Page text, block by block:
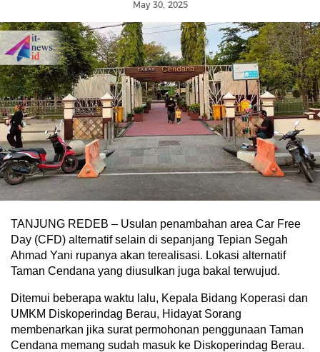
May 30, 2025
TANJUNG REDEB – Usulan penambahan area Car Free
Day (CFD) alternatif selain di sepanjang Tepian Segah
Ahmad Yani rupanya akan terealisasi. Lokasi alternatif
Taman Cendana yang diusulkan juga bakal terwujud.
Ditemui beberapa waktu lalu, Kepala Bidang Koperasi dan
UMKM Diskoperindag Berau, Hidayat Sorang
membenarkan jika surat permohonan penggunaan Taman
Cendana memang sudah masuk ke Diskoperindag Berau.